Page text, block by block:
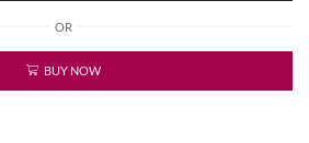
OR
BUY NOW